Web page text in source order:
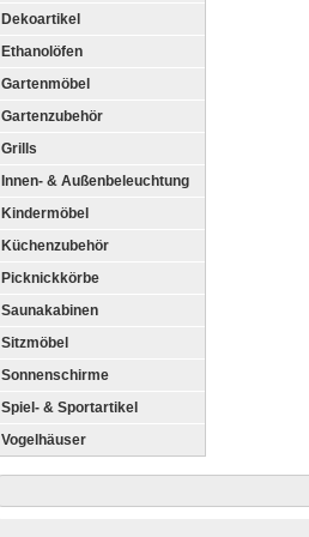
Dekoartikel
Ethanolöfen
Gartenmöbel
Gartenzubehör
Grills
Innen- & Außenbeleuchtung
Kindermöbel
Küchenzubehör
Picknickkörbe
Saunakabinen
Sitzmöbel
Sonnenschirme
Spiel- & Sportartikel
Vogelhäuser